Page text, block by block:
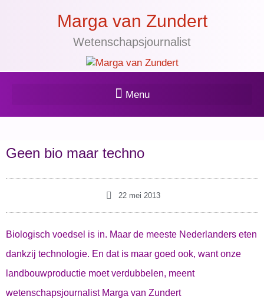
Marga van Zundert
Wetenschapsjournalist
Geen bio maar techno
22 mei 2013
Biologisch voedsel is in. Maar de meeste Nederlanders eten
dankzij technologie. En dat is maar goed ook, want onze
landbouwproductie moet verdubbelen, meent
wetenschapsjournalist Marga van Zundert